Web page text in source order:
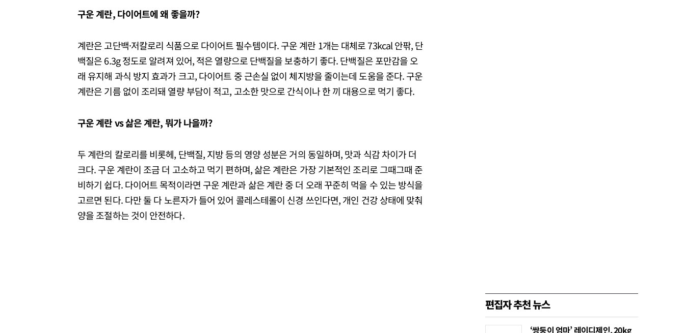
구운 계란, 다이어트에 왜 좋을까?
계란은 고단백·저칼로리 식품으로 다이어트 필수템이다. 구운 계란 1개는 대체로 73kcal 안팎, 단
백질은 6.3g 정도로 알려져 있어, 적은 열량으로 단백질을 보충하기 좋다. 단백질은 포만감을 오
래 유지해 과식 방지 효과가 크고, 다이어트 중 근손실 없이 체지방을 줄이는데 도움을 준다. 구운
계란은 기름 없이 조리돼 열량 부담이 적고, 고소한 맛으로 간식이나 한 끼 대용으로 먹기 좋다.
구운 계란 vs 삶은 계란, 뭐가 나을까?
두 계란의 칼로리를 비롯헤, 단백질, 지방 등의 영양 성분은 거의 동일하며, 맛과 식감 차이가 더
크다. 구운 계란이 조금 더 고소하고 먹기 편하며, 삶은 계란은 가장 기본적인 조리로 그때그때 준
비하기 쉽다. 다이어트 목적이라면 구운 계란과 삶은 계란 중 더 오래 꾸준히 먹을 수 있는 방식을
고르면 된다. 다만 둘 다 노른자가 들어 있어 콜레스테롤이 신경 쓰인다면, 개인 건강 상태에 맞춰
양을 조절하는 것이 안전하다.
편집자 추천 뉴스
‘쌍둥이 엄마’ 레이디제인, 20kg